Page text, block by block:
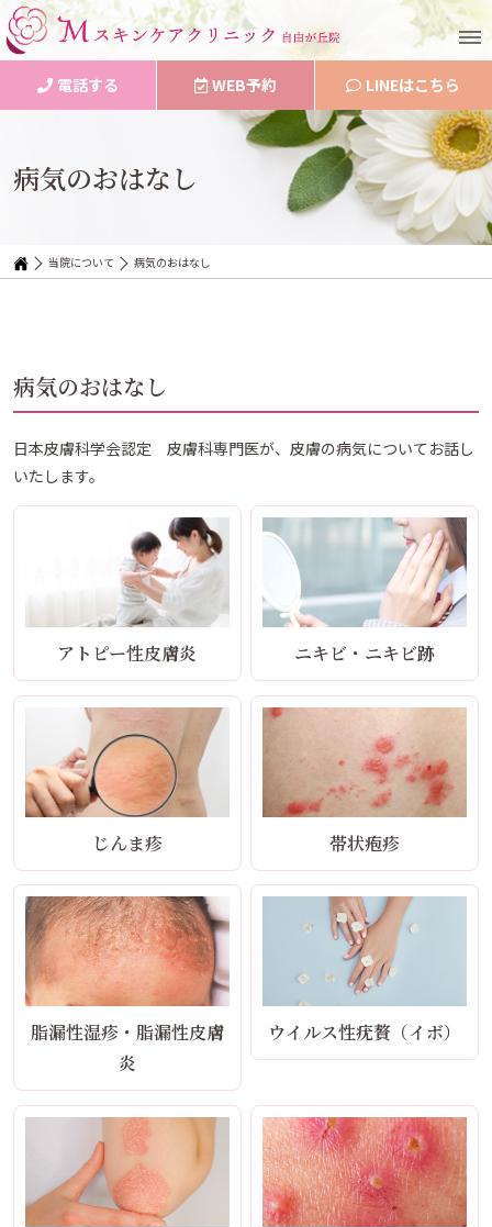
電話する WEB予約 LINEはこちら
病気のおはなし
当院について 病気のおはなし
病気のおはなし
日本皮膚科学会認定 皮膚科専門医が、皮膚の病気についてお話し
いたします。
アトピー性皮膚炎 ニキビ・ニキビ跡
じんま疹 帯状疱疹
脂漏性湿疹・脂漏性皮膚
炎
ウイルス性疣贅（イボ）